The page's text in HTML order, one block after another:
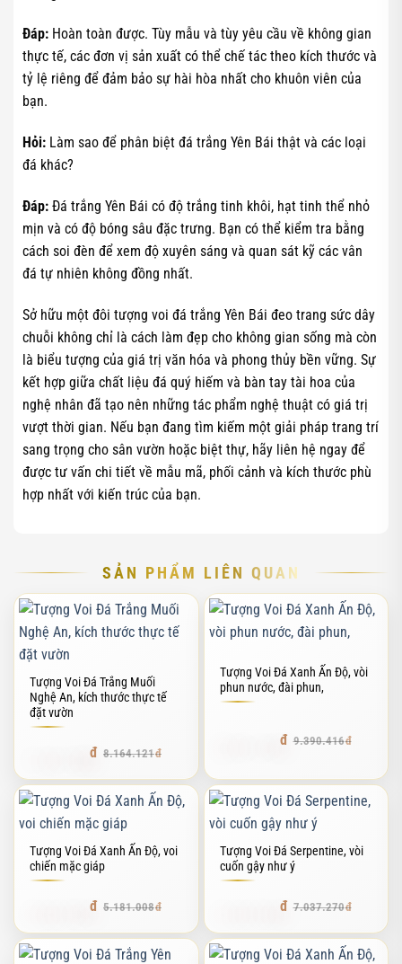
Đáp: Hoàn toàn được. Tùy mẫu và tùy yêu cầu về không gian
thực tế, các đơn vị sản xuất có thể chế tác theo kích thước và
tỷ lệ riêng để đảm bảo sự hài hòa nhất cho khuôn viên của
bạn.
Hỏi: Làm sao để phân biệt đá trắng Yên Bái thật và các loại
đá khác?
Đáp: Đá trắng Yên Bái có độ trắng tinh khôi, hạt tinh thể nhỏ
mịn và có độ bóng sâu đặc trưng. Bạn có thể kiểm tra bằng
cách soi đèn để xem độ xuyên sáng và quan sát kỹ các vân
đá tự nhiên không đồng nhất.
Sở hữu một đôi tượng voi đá trắng Yên Bái đeo trang sức dây
chuỗi không chỉ là cách làm đẹp cho không gian sống mà còn
là biểu tượng của giá trị văn hóa và phong thủy bền vững. Sự
kết hợp giữa chất liệu đá quý hiếm và bàn tay tài hoa của
nghệ nhân đã tạo nên những tác phẩm nghệ thuật có giá trị
vượt thời gian. Nếu bạn đang tìm kiếm một giải pháp trang trí
sang trọng cho sân vườn hoặc biệt thự, hãy liên hệ ngay để
được tư vấn chi tiết về mẫu mã, phối cảnh và kích thước phù
hợp nhất với kiến trúc của bạn.
SẢN PHẨM LIÊN QUAN
Tượng Voi Đá Trắng Muối
Nghệ An, kích thước thực tế
đặt vườn
8.164.121
Tượng Voi Đá Xanh Ấn Độ, vòi
phun nước, đài phun,
9.390.416
Tượng Voi Đá Xanh Ấn Độ, voi
chiến mặc giáp
5.181.008
Tượng Voi Đá Serpentine, vòi
cuốn gậy như ý
7.037.270